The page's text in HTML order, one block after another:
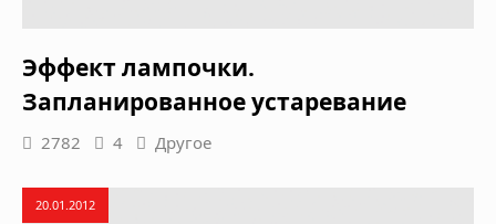
Эффект лампочки.
Запланированное устаревание
2782 4 Другое
20.01.2012